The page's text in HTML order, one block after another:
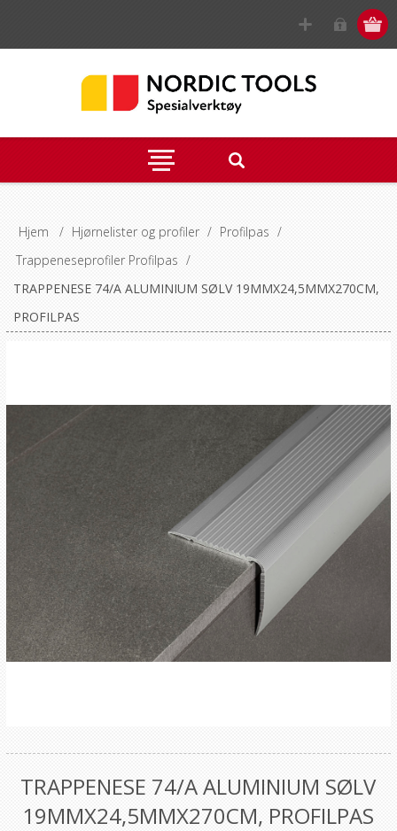
Hjem / Hjørnelister og profiler / Profilpas /
Trappeneseprofiler Profilpas /
TRAPPENESE 74/A ALUMINIUM SØLV 19MMX24,5MMX270CM,
PROFILPAS
TRAPPENESE 74/A ALUMINIUM SØLV
19MMX24,5MMX270CM, PROFILPAS